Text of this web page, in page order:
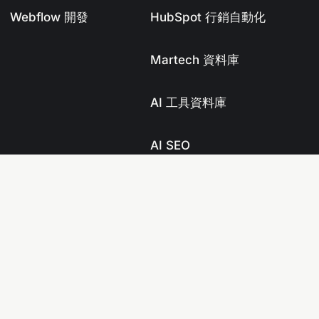
Webflow 開發 HubSpot 行銷自動化
Martech 資料庫
AI 工具資料庫
AI SEO